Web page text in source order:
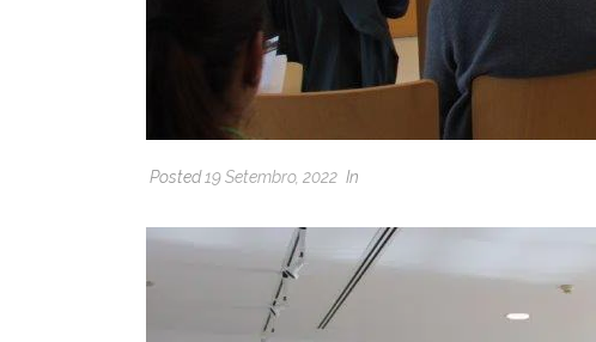
Posted19 Setembro, 2022 In